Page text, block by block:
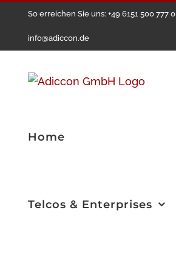
springen
So erreichen Sie uns: +49 6151 500 777 0
info@adiccon.de
Home
Telcos & Enterprises